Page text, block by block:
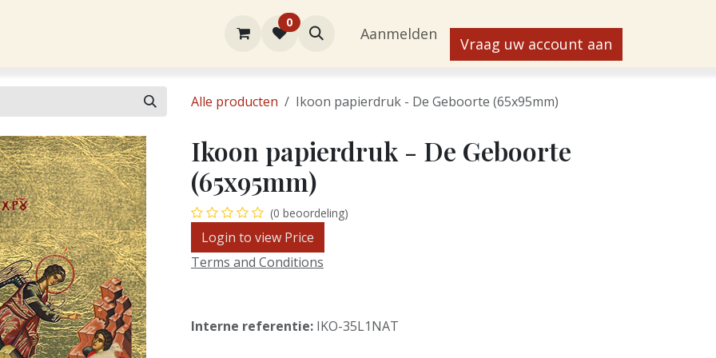
Contact
0
Aanmelden
Vraag uw account aan
Alle producten Ikoon papierdruk - De Geboorte (65x95mm)
Ikoon papierdruk - De Geboorte
(65x95mm)
(0 beoordeling)
Login to view Price
Terms and Conditions
Interne referentie: IKO-35L1NAT